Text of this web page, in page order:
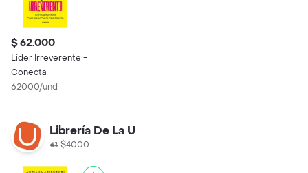
$ 62.000
Líder Irreverente -
Conecta
62000/und
Librería De La U
$4000